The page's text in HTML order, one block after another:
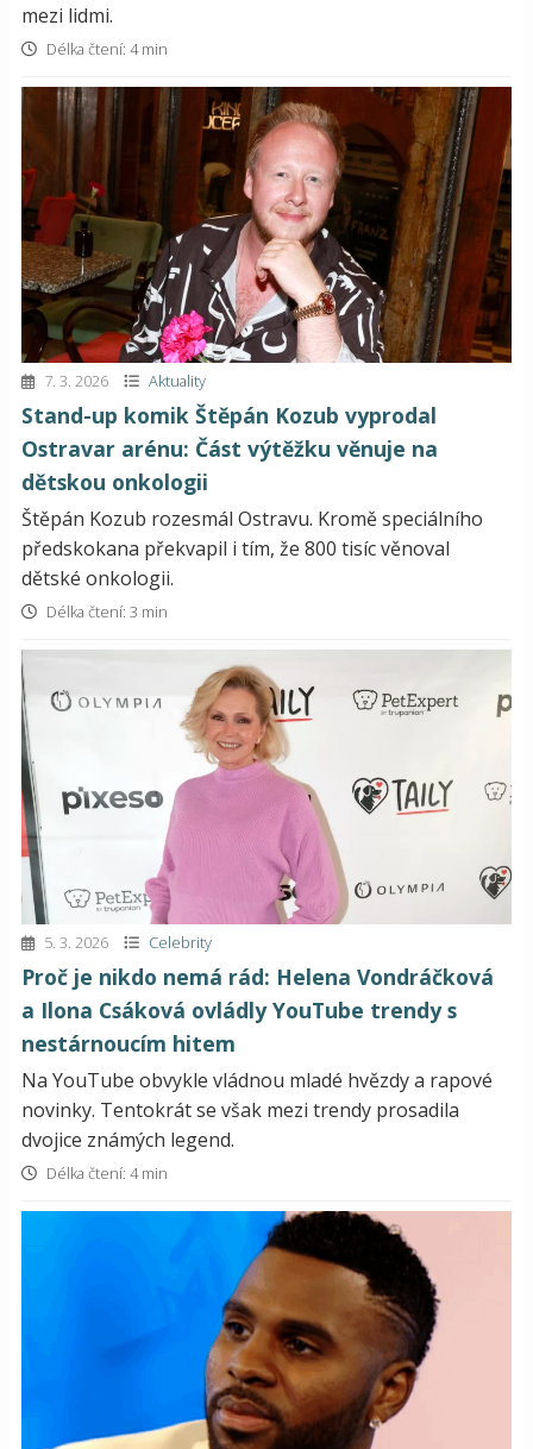
mezi lidmi.
Délka čtení: 4 min
7. 3. 2026 Aktuality
Stand-up komik Štěpán Kozub vyprodal
Ostravar arénu: Část výtěžku věnuje na
dětskou onkologii
Štěpán Kozub rozesmál Ostravu. Kromě speciálního
předskokana překvapil i tím, že 800 tisíc věnoval
dětské onkologii.
Délka čtení: 3 min
5. 3. 2026 Celebrity
Proč je nikdo nemá rád: Helena Vondráčková
a Ilona Csáková ovládly YouTube trendy s
nestárnoucím hitem
Na YouTube obvykle vládnou mladé hvězdy a rapové
novinky. Tentokrát se však mezi trendy prosadila
dvojice známých legend.
Délka čtení: 4 min